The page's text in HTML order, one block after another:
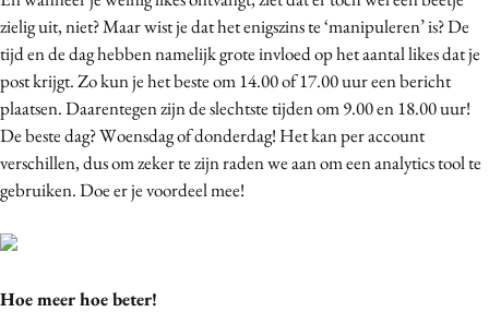
Merkstrategie
PR
Programmatic
Purpose Marketing
Reputatie & crisis
zielig uit, niet?Maar wist je dat het enigszins te ‘manipuleren’ is? De
tijd en de dag hebben namelijk grote invloed op het aantal likes dat je
post krijgt. Zo kun je het beste om 14.00 of 17.00 uur een bericht
plaatsen. Daarentegen zijn de slechtste tijden om 9.00 en 18.00 uur!
De beste dag? Woensdag of donderdag! Het kan per account
verschillen, dus om zeker te zijn raden we aan om een analytics tool te
gebruiken. Doe er je voordeel mee!
Hoe meer hoe beter!